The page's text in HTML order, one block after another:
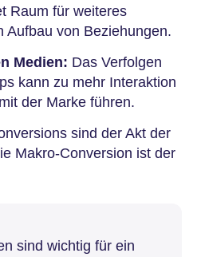
Raum für weiteres
Aufbau von Beziehungen.
Medien: Das Verfolgen
kann zu mehr Interaktion
der Marke führen.
sind der Akt der
Makro-Conversion ist der
sind wichtig für ein